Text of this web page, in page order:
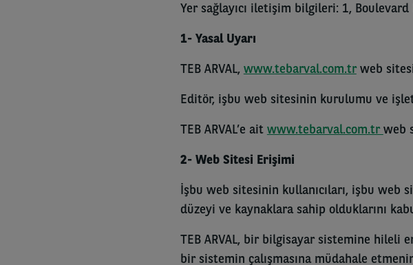
Yer sağlayıcı iletişim bilgileri: 1,
1- Yasal Uyarı
TEB ARVAL, www.tebarval.com.trweb
Editör, işbu web sitesinin kurulumu ve
TEB ARVAL’e ait www.tebarval.com.trweb
2- Web Sitesi Erişimi
İşbu web sitesinin kullanıcıları, işbu
düzeyi ve kaynaklara sahip olduklarını
TEB ARVAL, bir bilgisayar sistemine hileli
bir sistemin çalışmasına müdahale